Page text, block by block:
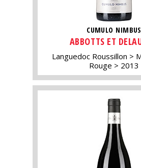
CUMULO NIMBUS
ABBOTTS ET
Languedoc Roussillon
Rouge
2013